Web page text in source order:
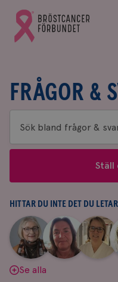
Gå
till
Bröstcancerförbundets
FRÅGOR &
Sök
bland
&
svar
Ställ
HITTAR DU INTE DET DU
Aina
Johnsson
|
Anne
Andersson
Fredrika
Killander
|
Se alla